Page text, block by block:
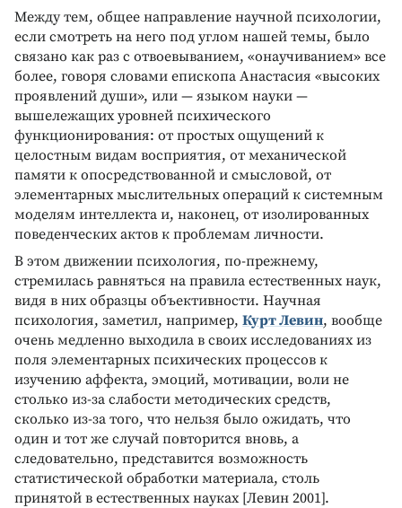
Между тем, общее направление научной психологии,
если смотреть на него под углом нашей темы, было
связано как раз с отвоевыванием, «онаучиванием» все
более, говоря словами епископа Анастасия «высоких
проявлений души», или — языком науки —
вышележащих уровней психического
функционирования: от простых ощущений к
целостным видам восприятия, от механической
памяти к опосредствованной и смысловой, от
элементарных мыслительных операций к системным
моделям интеллекта и, наконец, от изолированных
поведенческих актов к проблемам личности.
В этом движении психология, по-прежнему,
стремилась равняться на правила естественных наук,
видя в них образцы объективности. Научная
психология, заметил, например, Курт Левин, вообще
очень медленно выходила в своих исследованиях из
поля элементарных психических процессов к
изучению аффекта, эмоций, мотивации, воли не
столько из-за слабости методических средств,
сколько из-за того, что нельзя было ожидать, что
один и тот же случай повторится вновь, а
следовательно, представится возможность
статистической обработки материала, столь
принятой в естественных науках [Левин 2001].